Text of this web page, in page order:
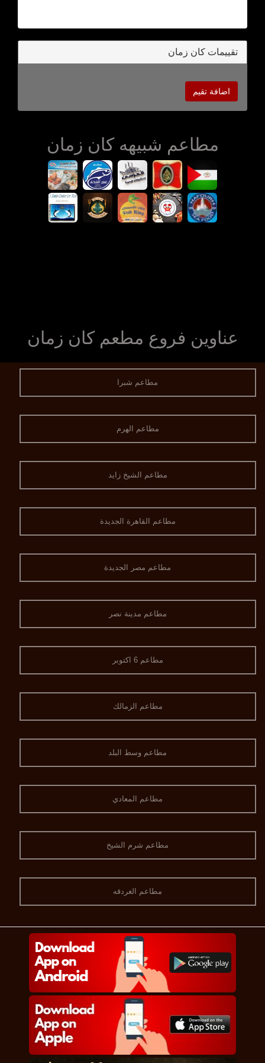
تقييمات كان زمان
اضافة تقيم
مطاعم شبيهه كان زمان
عناوين فروع مطعم كان زمان
مطاعم شبرا
مطاعم الهرم
مطاعم الشيخ زايد
مطاعم القاهرة الجديدة
مطاعم مصر الجديدة
مطاعم مدينة نصر
مطاعم 6 اكتوبر
مطاعم الزمالك
مطاعم وسط البلد
مطاعم المعادي
مطاعم شرم الشيخ
مطاعم الغردقه